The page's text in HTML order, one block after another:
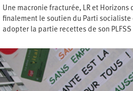
Une macronie fracturée, LR et Horizons
finalement le soutien du Parti socialiste
adopter la partie recettes de son